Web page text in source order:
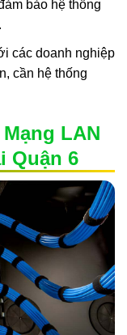
bảo hệ thống
các doanh nghiệp
cần hệ thống
LAN
Quận 6